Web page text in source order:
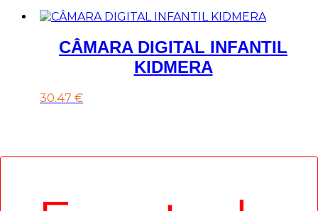
CÂMARA DIGITAL INFANTIL
KIDMERA
30.47 €